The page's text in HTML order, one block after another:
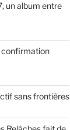
un album entre
confirmation
sans frontières